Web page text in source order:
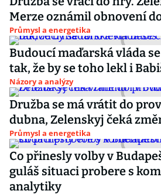
Merze oznámil obnovení
Průmysl a energetika
Budoucí maďarská vláda
tak, že by se toho lekl i
Názory a analýzy
Družba se má vrátit do
dubna, Zelenskyj čeká
Průmysl a energetika
Co přinesly volby v
guláš situaci probere s
analytiky